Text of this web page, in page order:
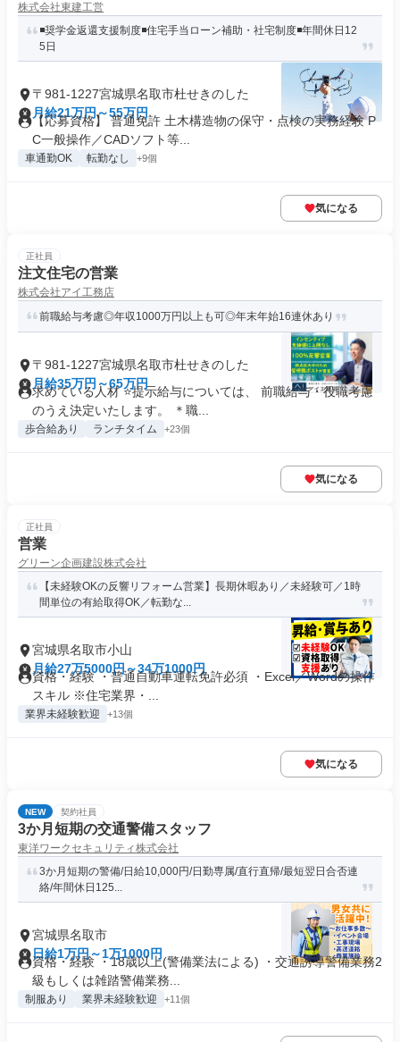
株式会社東建工営
◾️奨学金返還支援制度◾️住宅手当ローン補助・社宅制度◾️年間休日12
5日
〒981-1227宮城県名取市杜せきのした
月給21万円～55万円
【応募資格】 普通免許 土木構造物の保守・点検の実務経験 P
C一般操作／CADソフト等...
車通勤OK 転勤なし +9個
気になる
正社員
注文住宅の営業
株式会社アイ工務店
前職給与考慮◎年収1000万円以上も可◎年末年始16連休あり
〒981-1227宮城県名取市杜せきのした
月給35万円～65万円
求めている人材 ⭐提示給与については、 前職給与・役職考慮
のうえ決定いたします。 ＊職...
歩合給あり ランチタイム +23個
気になる
正社員
営業
グリーン企画建設株式会社
【未経験OKの反響リフォーム営業】長期休暇あり／未経験可／1時
間単位の有給取得OK／転勤な...
宮城県名取市小山
月給27万5000円～34万1000円
資格・経験 ・普通自動車運転免許必須 ・Excel／Wordの操作
スキル ※住宅業界・...
業界未経験歓迎 +13個
気になる
NEW 契約社員
3か月短期の交通警備スタッフ
東洋ワークセキュリティ株式会社
3か月短期の警備/日給10,000円/日勤専属/直行直帰/最短翌日合否連
絡/年間休日125...
宮城県名取市
日給1万円～1万1000円
資格・経験 ・18歳以上(警備業法による) ・交通誘導警備業務2
級もしくは雑踏警備業務...
制服あり 業界未経験歓迎 +11個